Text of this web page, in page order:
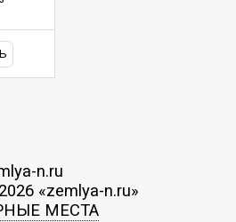
n.ru
«zemlya-n.ru»
МЕСТА